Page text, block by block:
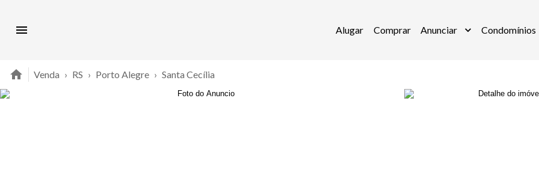
Alugar Comprar Anunciar Condomínios
Venda › RS › Porto Alegre › Santa Cecília